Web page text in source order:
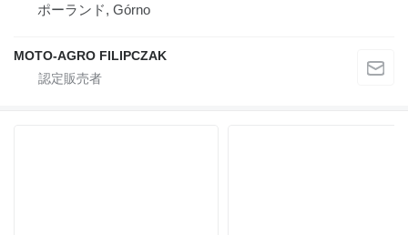
ポーランド, Górno
MOTO-AGRO FILIPCZAK